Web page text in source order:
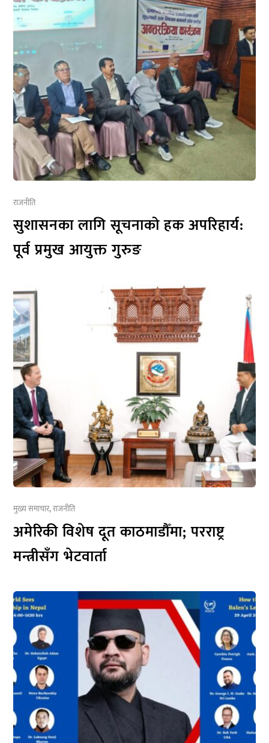
राजनीति
सुशासनका लागि सूचनाको हक अपरिहार्य:
पूर्व प्रमुख आयुक्त गुरुङ
मुख्य समाचार,राजनीति
अमेरिकी विशेष दूत काठमाडौँमा; परराष्ट्र
मन्त्रीसँग भेटवार्ता